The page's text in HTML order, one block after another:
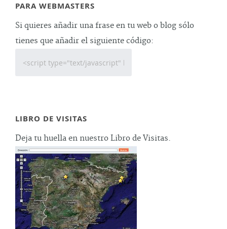
PARA WEBMASTERS
Si quieres añadir una frase en tu web o blog sólo
tienes que añadir el siguiente código:
LIBRO DE VISITAS
Deja tu huella en nuestro Libro de Visitas.